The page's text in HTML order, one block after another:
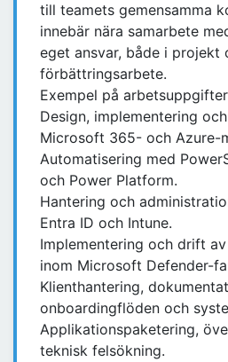
till teamets gemensamma
innebär nära samarbete
eget ansvar, både i projekt
förbättringsarbete.
Exempel på arbetsuppgifter
Design, implementering
Microsoft 365- och Azure-
Automatisering med
och Power Platform.
Hantering och
Entra ID och Intune.
Implementering och drift
inom Microsoft Defender-
Klienthantering,
onboardingflöden och
Applikationspaketering,
teknisk felsökning.